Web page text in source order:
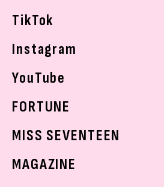
TikTok
Instagram
YouTube
FORTUNE
MISS SEVENTEEN
MAGAZINE